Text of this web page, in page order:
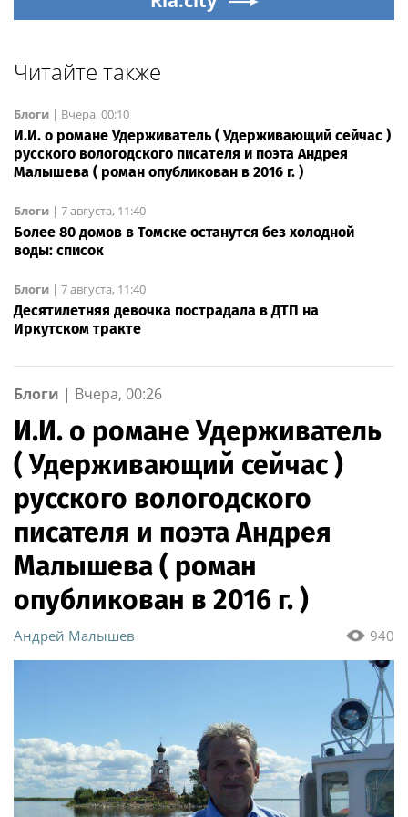
Читайте также
Блоги | Вчера, 00:10
И.И. о романе Удерживатель ( Удерживающий сейчас )
русского вологодского писателя и поэта Андрея
Малышева ( роман опубликован в 2016 г. )
Блоги | 7 августа, 11:40
Более 80 домов в Томске останутся без холодной
воды: список
Блоги | 7 августа, 11:40
Десятилетняя девочка пострадала в ДТП на
Иркутском тракте
Блоги | Вчера, 00:26
И.И. о романе Удерживатель
( Удерживающий сейчас )
русского вологодского
писателя и поэта Андрея
Малышева ( роман
опубликован в 2016 г. )
940
Андрей Малышев